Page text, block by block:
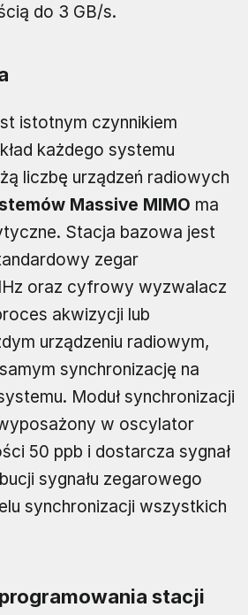
do 3 GB/s.
istotnym czynnikiem
każdego systemu
liczbę urządzeń radiowych
Massive MIMO ma
Stacja bazowa jest
zegar
oraz cyfrowy wyzwalacz
akwizycji lub
urządzeniu radiowym,
synchronizację na
Moduł synchronizacji
w oscylator
50 ppb i dostarcza sygnał
sygnału zegarowego
synchronizacji wszystkich
stacji